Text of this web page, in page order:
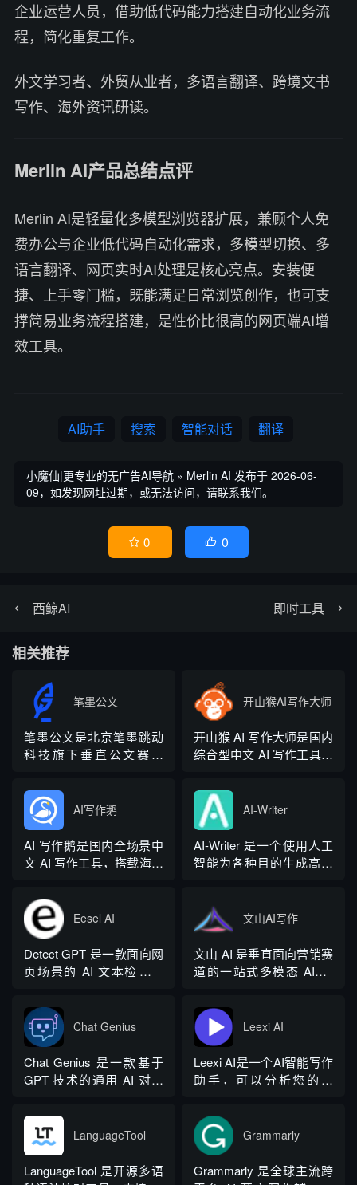
企业运营人员，借助低代码能力搭建自动化业务流
程，简化重复工作。
外文学习者、外贸从业者，多语言翻译、跨境文书
写作、海外资讯研读。
Merlin AI产品总结点评
Merlin AI是轻量化多模型浏览器扩展，兼顾个人免
费办公与企业低代码自动化需求，多模型切换、多
语言翻译、网页实时AI处理是核心亮点。安装便
捷、上手零门槛，既能满足日常浏览创作，也可支
撑简易业务流程搭建，是性价比很高的网页端AI增
效工具。
AI助手 搜索 智能对话 翻译
小魔仙|更专业的无广告AI导航 » Merlin AI 发布于 2026-06-
09，如发现网址过期，或无法访问，请联系我们。
 0  0
西鲸AI 即时工具
相关推荐
笔墨公文
笔墨公文是北京笔墨跳动
科技旗下垂直公文赛道
制公文专业场景，依托海
量标准公文语料训练专属
大模型。平台整合 AI 公文
生成、全维度智能校对、
范文库、实时更新素材
撰写、文稿合...
开山猴AI写作大师
开山猴 AI 写作大师是国内
综合型中文 AI 写作工具，
方法论与自研大模型算
法，大幅降低 AI 使用门
槛，无需专业提示词技巧
即可产出高质量文稿。平
台覆盖 20 余个行业领域、
AI写作鹅
AI 写作鹅是国内全场景中
文 AI 写作工具，搭载海量
公文、学术论文、电商短
视频、新媒体、文学创
作、多行业策划等上百类
场景，集成伪原创改写、
图生文、多语言翻译、
人顾问...
AI-Writer
AI-Writer 是一个使用人工
智能为各种目的生成高质
章、产品描述、登录页面
还是研究论文。
Eesel AI
Detect GPT 是一款面向网
页场景的 AI 文本检测工
主，核心能力是实时扫描
网页文字，甄别 GPT 系列
大模型产出内容，依托斯
坦福零样本概率曲率检测
技术，无需针对新模型重
文山AI写作
文山 AI 是垂直面向营销赛
道的一站式多模态 AIGC
成，依托深度学习算法学
习用户创作风格，适配新
闻稿、产品文案、广告宣
传等各类营销文体。内置
十大类海量行业模板，覆
求...
Chat Genius
Chat Genius 是一款基于
GPT 技术的通用 AI 对话
言处理能力实现图文双向
交互，支持自定义专属个
性化 AI 助理，覆盖问答查
询、内容创作、生活事务
Leexi AI
Leexi AI是一个AI智能写作
助手，可以分析您的文
本的反馈和建议，帮助您
纠正语法、拼写和标点符
号错误等。
LanguageTool
LanguageTool 是开源多语
Grammarly
Grammarly 是全球主流跨